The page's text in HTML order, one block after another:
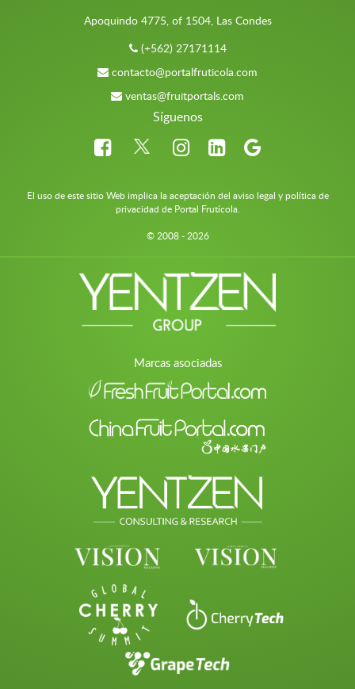
Apoquindo 4775, of 1504, Las Condes
(+562) 27171114
contacto@portalfruticola.com
ventas@fruitportals.com
Síguenos
El uso de este sitio Web implica la aceptación del aviso legal y política de
privacidad de Portal Frutícola.
© 2008 - 2026
Marcas asociadas